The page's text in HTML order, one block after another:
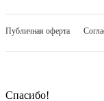
Публичная оферта
Спасибо!